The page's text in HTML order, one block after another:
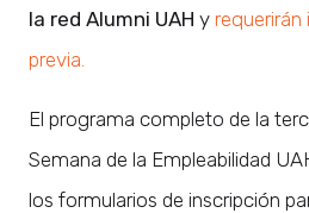
la red Alumni UAH y requerirán
previa.
El programa completo de la
Semana de la Empleabilidad
los formularios de inscripción